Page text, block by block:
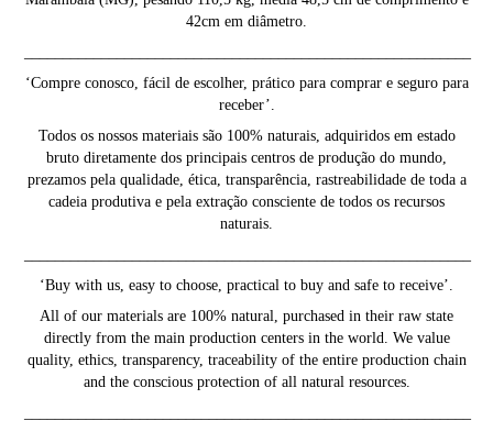
42cm em diâmetro.
‘Compre conosco, fácil de escolher, prático para comprar e seguro para
receber’.
Todos os nossos materiais são 100% naturais, adquiridos em estado
bruto diretamente dos principais centros de produção do mundo,
prezamos pela qualidade, ética, transparência, rastreabilidade de toda a
cadeia produtiva e pela extração consciente de todos os recursos
naturais.
‘Buy with us, easy to choose, practical to buy and safe to receive’.
All of our materials are 100% natural, purchased in their raw state
directly from the main production centers in the world. We value
quality, ethics, transparency, traceability of the entire production chain
and the conscious protection of all natural resources.